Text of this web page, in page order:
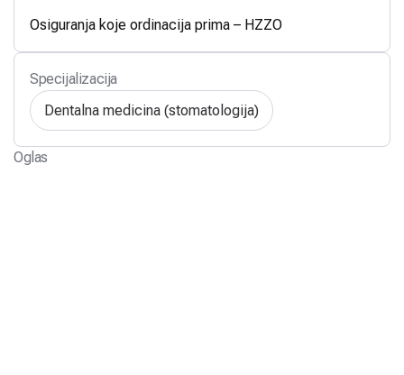
Osiguranja koje ordinacija prima – HZZO
Specijalizacija
Dentalna medicina (stomatologija)
Oglas